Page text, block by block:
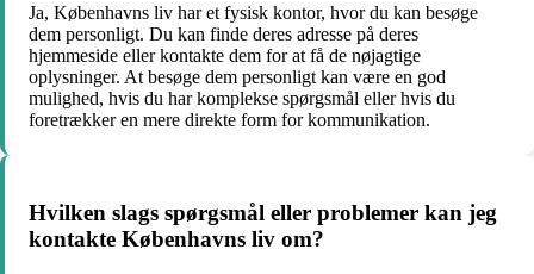
Ja, Københavns liv har et fysisk kontor, hvor du kan besøge
dem personligt. Du kan finde deres adresse på deres
hjemmeside eller kontakte dem for at få de nøjagtige
oplysninger. At besøge dem personligt kan være en god
mulighed, hvis du har komplekse spørgsmål eller hvis du
foretrækker en mere direkte form for kommunikation.
Hvilken slags spørgsmål eller problemer kan jeg
kontakte Københavns liv om?